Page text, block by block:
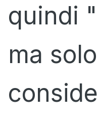
quindi
ma